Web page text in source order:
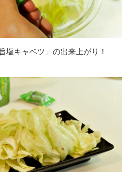
塩キャベツ」の出来上がり！